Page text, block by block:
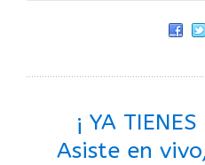
¡ YA
Asiste en